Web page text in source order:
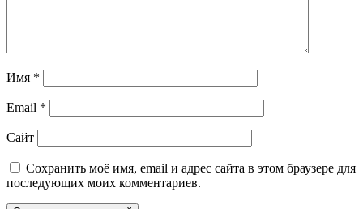
Имя *
Email *
Сайт
Сохранить моё имя, email и адрес сайта в этом браузере для
последующих моих комментариев.